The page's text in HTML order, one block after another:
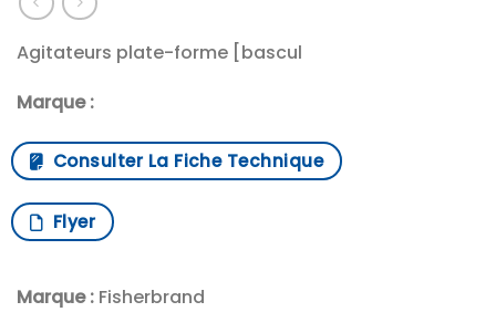
Agitateurs plate-forme [bascul
Marque :
Consulter La Fiche Technique
Flyer
Marque : Fisherbrand